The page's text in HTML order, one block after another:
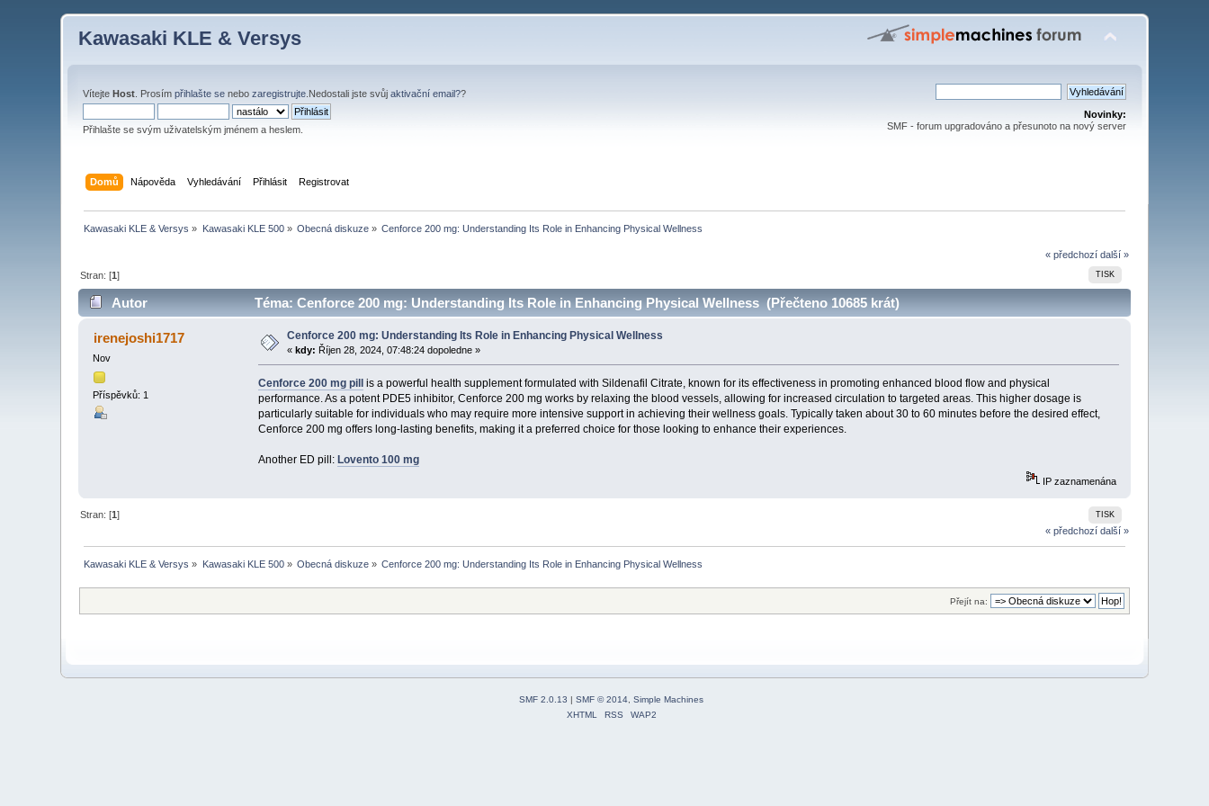
Kawasaki KLE & Versys
VítejteHost . Prosímpřihlašte se nebozaregistrujte .Nedostali jste svůjaktivační email??
Přihlašte se svým uživatelským jménem a heslem.
Novinky:
SMF - forum upgradováno a přesunoto na nový server
Domů Nápověda Vyhledávání Přihlásit Registrovat
Kawasaki KLE & Versys » Kawasaki KLE 500» Obecná diskuze » Cenforce 200 mg: Understanding Its Role in Enhancing Physical Wellness
« předchozí další »
TISK
Stran: [1]
Autor Téma: Cenforce 200 mg: Understanding Its Role in Enhancing Physical Wellness (Přečteno 10685 krát)
irenejoshi1717
Nov
Příspěvků: 1
Cenforce 200 mg: Understanding Its Role in Enhancing Physical Wellness
« kdy: Říjen 28, 2024, 07:48:24 dopoledne »
Cenforce 200 mg pill
is a powerful health supplement formulated with Sildenafil Citrate, known for its effectiveness in promoting enhanced blood flow and physical
performance. As a potent PDE5 inhibitor, Cenforce 200 mg works by relaxing the blood vessels, allowing for increased circulation to targeted areas. This higher dosage is
particularly suitable for individuals who may require more intensive support in achieving their wellness goals. Typically taken about 30 to 60 minutes before the desired effect,
Cenforce 200 mg offers long-lasting benefits, making it a preferred choice for those looking to enhance their experiences.
Another ED pill: Lovento 100 mg
IP zaznamenána
TISK
Stran: [1]
« předchozí další »
Kawasaki KLE & Versys » Kawasaki KLE 500» Obecná diskuze » Cenforce 200 mg: Understanding Its Role in Enhancing Physical Wellness
Přejít na:
SMF 2.0.13 SMF © 2014, Simple Machines
XHTML
RSS WAP2